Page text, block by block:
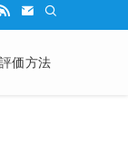
評価方法